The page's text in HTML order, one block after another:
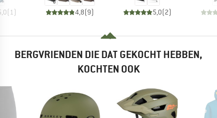
( 1) 4,8(9) 5,0(2)
BERGVRIENDEN DIE DAT GEKOCHT HEBBEN,
KOCHTEN OOK